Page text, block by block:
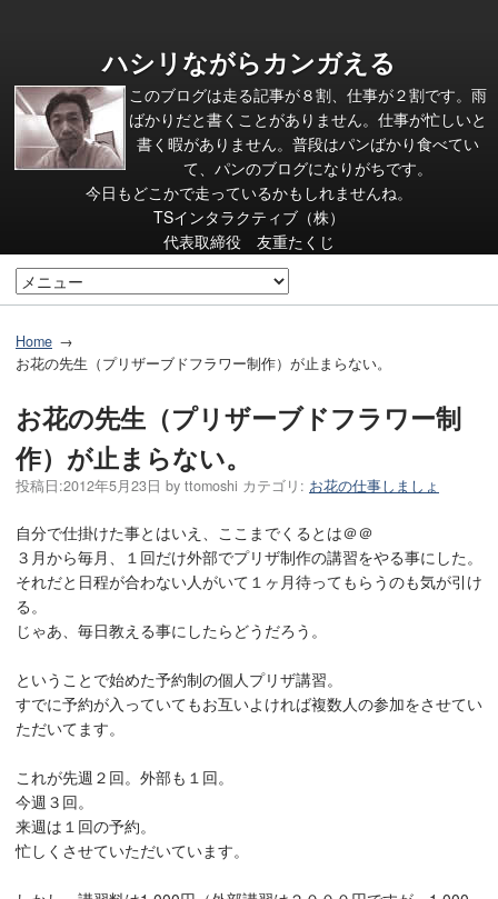
ハシリながらカンガえる
このブログは走る記事が８割、仕事が２割です。雨
ばかりだと書くことがありません。仕事が忙しいと
書く暇がありません。普段はパンばかり食べてい
て、パンのブログになりがちです。
今日もどこかで走っているかもしれませんね。
TSインタラクティブ（株）
代表取締役 友重たくじ
Home
お花の先生（プリザーブドフラワー制作）が止まらない。
お花の先生（プリザーブドフラワー制
作）が止まらない。
投稿日:2012年5月23日 by ttomoshi カテゴリ: お花の仕事しましょ
自分で仕掛けた事とはいえ、ここまでくるとは＠＠
３月から毎月、１回だけ外部でプリザ制作の講習をやる事にした。
それだと日程が合わない人がいて１ヶ月待ってもらうのも気が引け
る。
じゃあ、毎日教える事にしたらどうだろう。
ということで始めた予約制の個人プリザ講習。
すでに予約が入っていてもお互いよければ複数人の参加をさせてい
ただいてます。
これが先週２回。外部も１回。
今週３回。
来週は１回の予約。
忙しくさせていただいています。